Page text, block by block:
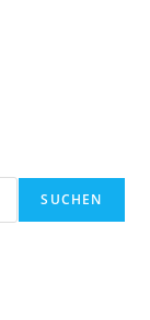
SUCHEN